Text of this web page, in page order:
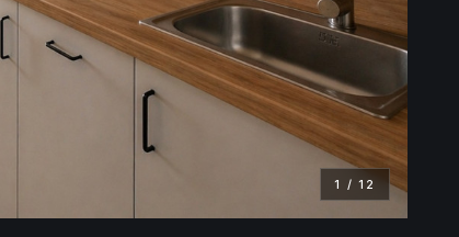
1 /12